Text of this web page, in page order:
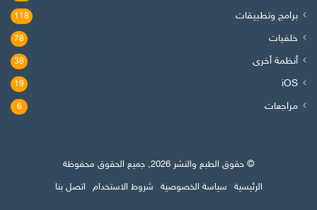
برامج وتطبيقات 118
خلفيات 78
أنظمة أخرى 38
iOS
19
مراجعات 6
© حقوق الطبع والنشر 2026, جميع الحقوق محفوظة
الرئيسية
سياسة الخصوصية شروط الاستخدام اتصل بنا